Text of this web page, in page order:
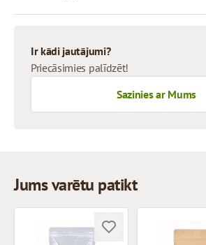
Ir kādi jautājumi?
Priecāsimies palīdzēt!
Sazinies ar Mums
Jums varētu patikt